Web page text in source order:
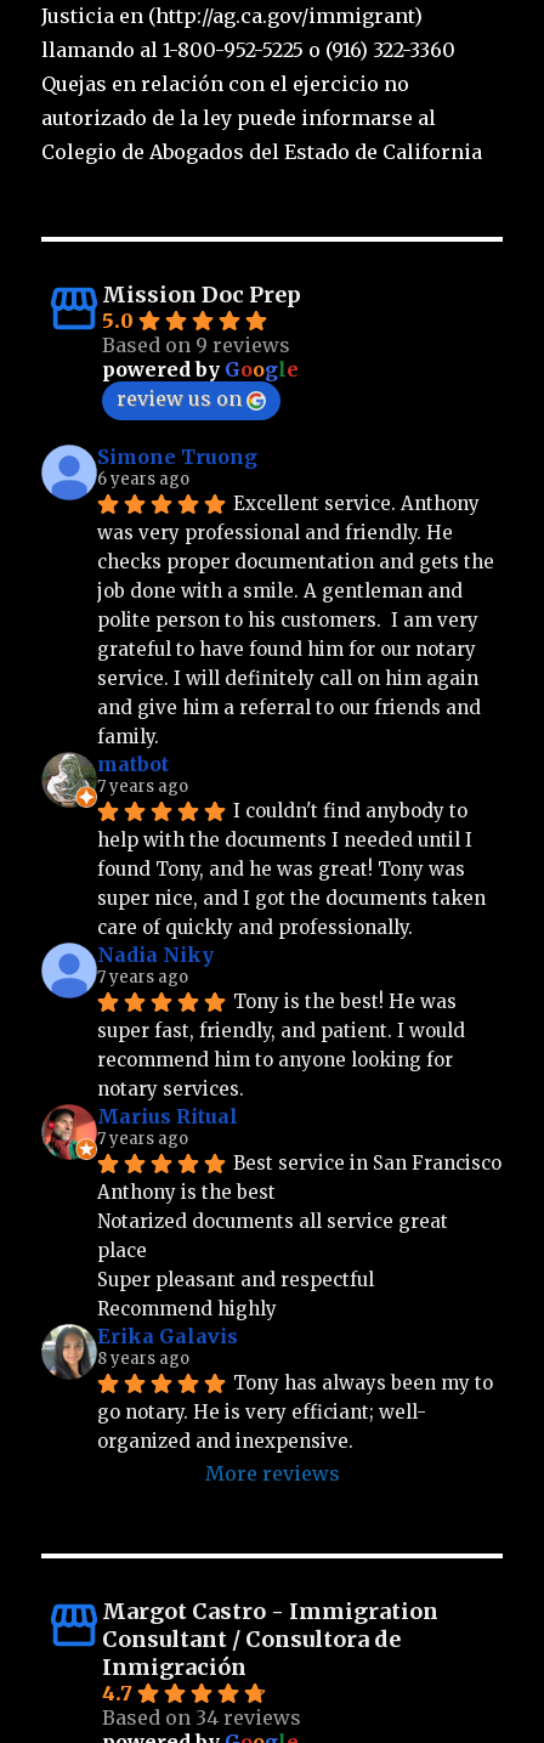
Justicia en (http://ag.ca.gov/immigrant)
llamando al 1-800-952-5225 o (916) 322-3360
Quejas en relación con el ejercicio no
autorizado de la ley puede informarse al
Colegio de Abogados del Estado de California
Mission Doc Prep
5.0
Based on 9 reviews
powered by Google
review us on
Simone Truong
6 years ago
Excellent service. Anthony
was very professional and friendly. He
checks proper documentation and gets the
job done with a smile. A gentleman and
polite person to his customers.  I am very
grateful to have found him for our notary
service. I will definitely call on him again
and give him a referral to our friends and
family.
matbot
7 years ago
I couldn't find anybody to
help with the documents I needed until I
found Tony, and he was great! Tony was
super nice, and I got the documents taken
care of quickly and professionally.
Nadia Niky
7 years ago
Tony is the best! He was
super fast, friendly, and patient. I would
recommend him to anyone looking for
notary services.
Marius Ritual
7 years ago
Anthony is the best
Notarized documents all service great
place
Super pleasant and respectful
Recommend highly
Erika Galavis
8 years ago
Tony has always been my to
go notary. He is very efficiant; well-
organized and inexpensive.
More reviews
Margot Castro - Immigration
Consultant / Consultora de
Inmigración
4.7
Based on 34 reviews